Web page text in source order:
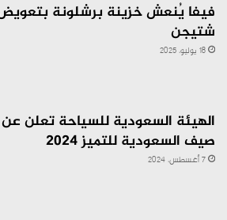
فيفا يُنعش خزينة برشلونة
شتيجن
18 يوليو، 2025
الهيئة السعودية للسياحة تعلن
صيف السعودية للتميز 2024
7 أغسطس، 2024